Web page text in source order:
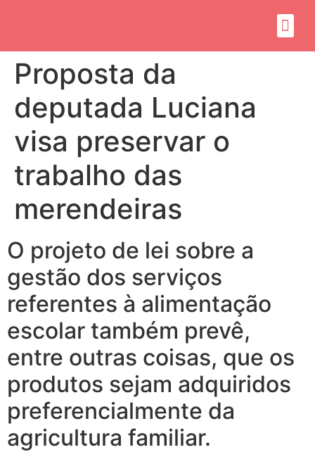
Proposta da
deputada Luciana
visa preservar o
trabalho das
merendeiras
O projeto de lei sobre a
gestão dos serviços
referentes à alimentação
escolar também prevê,
entre outras coisas, que os
produtos sejam adquiridos
preferencialmente da
agricultura familiar.